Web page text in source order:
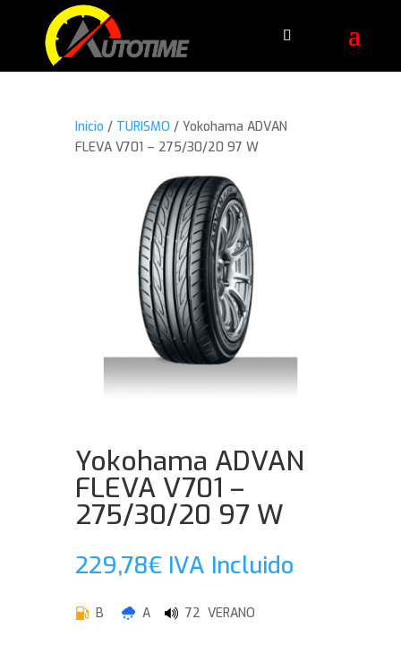
Inicio / TURISMO / Yokohama ADVAN
FLEVA V701 – 275/30/20 97 W
Yokohama ADVAN
FLEVA V701 –
275/30/20 97 W
229,78€ IVA Incluido
B A 72 VERANO